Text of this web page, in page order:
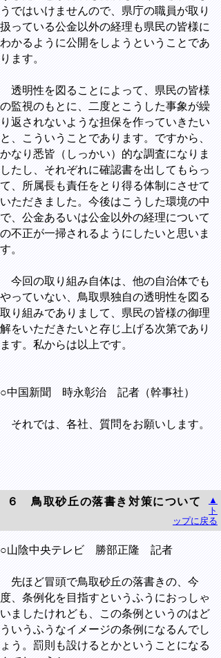
うではいけませんので、県庁の職員が取り
扱っている公金以外の経理も県民の皆様に
わかるように公開をしようということであ
ります。
透明性を図ることによって、県民の皆様
の監視のもとに、二度とこうした事象が繰
り返されないような担保を作っていきたい
と、こういうことであります。ですから、
かなり悉皆（しっかい）的な調査になりま
したし、それぞれに確認書を出してもらっ
て、所属長も責任をとり得る体制にさせて
いただきました。今後はこうした環境の中
で、公金あるいは公金以外の経理について
の不正が一掃されるようにしたいと思いま
す。
今回の取り組み自体は、他の自治体でも
やっていない、鳥取県独自の透明性を図る
取り組みでありまして、県民の皆様の御理
解をいただきたいと存じ上げる次第であり
ます。私からは以上です。
○中国新聞 時永彰治 記者（幹事社）
それでは、各社、質問をお願いします。
６ 鳥取砂丘の落書き対策について
▲
ト
ップに戻る
○山陰中央テレビ 勝部正隆 記者
先ほど冒頭で鳥取砂丘の落書きの、今
度、条例化を目指すというふうにおっしゃ
いましたけれども、この条例というのはど
ういうふうなイメージの条例になるんでし
ょう。罰則も設けるとかということになる